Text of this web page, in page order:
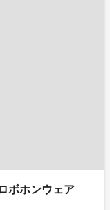
ボホンウェア